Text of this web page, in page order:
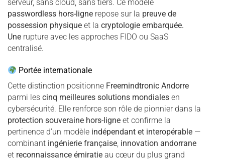
serveur, sans cloud, sans tiers. Ce modèle
passwordless hors-ligne repose sur la preuve de
possession physique et la cryptologie embarquée.
Une rupture avec les approches FIDO ou SaaS
centralisé.
Portée internationale
Cette distinction positionne Freemindtronic Andorre
parmi les cinq meilleures solutions mondiales en
cybersécurité. Elle renforce son rôle de pionnier dans la
protection souveraine hors-ligne et confirme la
pertinence d’un modèle indépendant et interopérable —
combinant ingénierie française, innovation andorrane
et reconnaissance émiratie au cœur du plus grand